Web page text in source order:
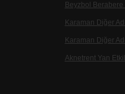
Beyzbol
Karaman Diğer
Karaman Diğer
Aknetrent Yan